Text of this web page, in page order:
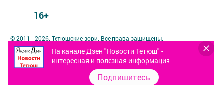
На канале Дзен "Новости Тетюш" -
интересная и полезная информация
Подпишитесь
© 2011 - 2026. Тетюшские зори. Все права защищены.
© ТАТМЕДИА. Все материалы, размещенные на сайте, защищены
законом.
Перепечатка, воспроизведение и распространение в любом объеме
размещенной на сайте, возможна только с письменного согласия
16+